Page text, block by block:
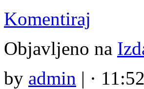
Komentiraj
Objavljeno na
by admin | · 11:52